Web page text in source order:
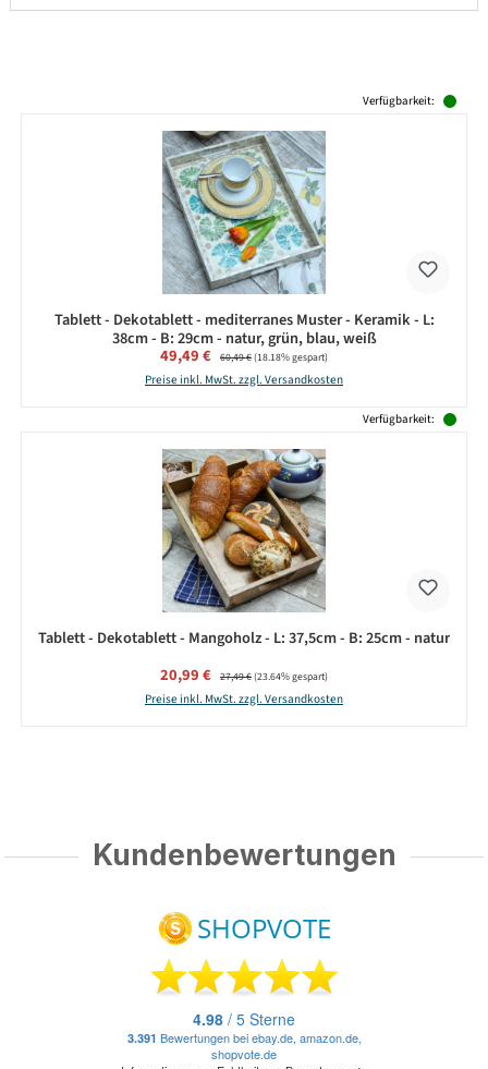
Verfügbarkeit:
Tablett - Dekotablett - mediterranes Muster - Keramik - L:
38cm - B: 29cm - natur, grün, blau, weiß
Verkaufspreis:
49,49 € Regulärer Preis:
60,49 €(18.18% gespart)
Preise inkl. MwSt. zzgl. Versandkosten
Verfügbarkeit:
Tablett - Dekotablett - Mangoholz - L: 37,5cm - B: 25cm - natur
Verkaufspreis:
20,99 € Regulärer Preis:
27,49 €(23.64% gespart)
Preise inkl. MwSt. zzgl. Versandkosten
Kundenbewertungen